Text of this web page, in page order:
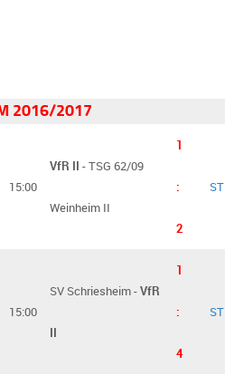
2016/2017
15:00
VfR II - TSG 62/09
Weinheim II
1
:
2
ST
15:00
SV Schriesheim -VfR
II
1
:
4
ST